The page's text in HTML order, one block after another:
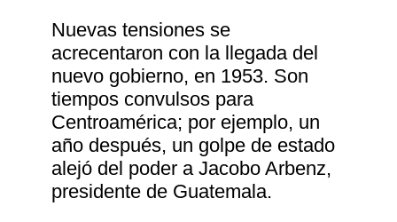
Nuevas tensiones se
acrecentaron con la llegada del
nuevo gobierno, en 1953. Son
tiempos convulsos para
Centroamérica; por ejemplo, un
año después, un golpe de estado
alejó del poder a Jacobo Arbenz,
presidente de Guatemala.